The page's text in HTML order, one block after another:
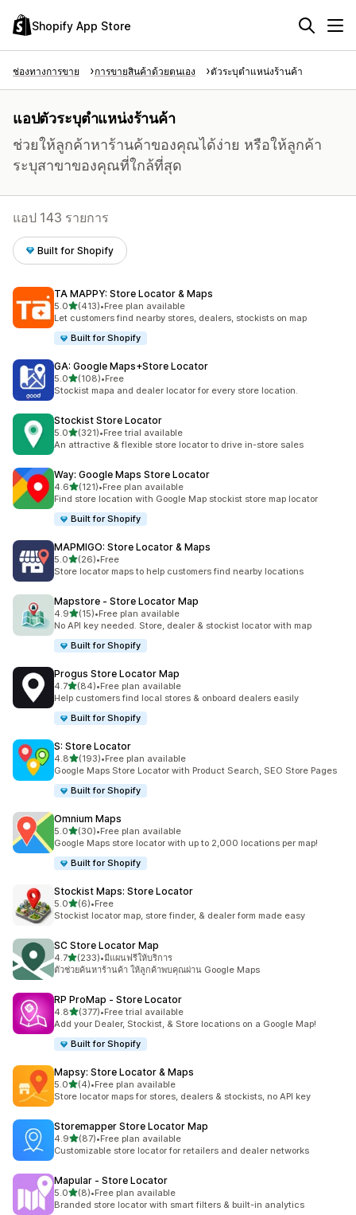
Shopify App Store
ช่องทางการขาย การขายสินค้าด้วยตนเอง ตัวระบุตำแหน่งร้านค้า
แอปตัวระบุตำแหน่งร้านค้า
ช่วยให้ลูกค้าหาร้านค้าของคุณได้ง่าย หรือให้ลูกค้า
ระบุสาขาของคุณที่ใกล้ที่สุด
แอป 143 รายการ
Built for Shopify
TA MAPPY: Store Locator & Maps
5.0เต็ม 5 ดาว
(413)
ทั้งหมด 413 รีวิว
•Free plan available
Let customers find nearby stores, dealers, stockists on map
Built for Shopify
GA: Google Maps+Store Locator
5.0เต็ม 5 ดาว
(108)
ทั้งหมด 108 รีวิว
•Free
Stockist mapa and dealer locator for every store location.
Stockist Store Locator
5.0เต็ม 5 ดาว
(321)
ทั้งหมด 321 รีวิว
•Free trial available
An attractive & flexible store locator to drive in-store sales
Way: Google Maps Store Locator
4.6เต็ม 5 ดาว
(121)
ทั้งหมด 121 รีวิว
•Free plan available
Find store location with Google Map stockist store map locator
Built for Shopify
MAPMIGO: Store Locator & Maps
5.0เต็ม 5 ดาว
(26)
ทั้งหมด 26 รีวิว
•Free
Store locator maps to help customers find nearby locations
Mapstore ‑ Store Locator Map
4.9เต็ม 5 ดาว
(15)
ทั้งหมด 15 รีวิว
•Free plan available
No API key needed. Store, dealer & stockist locator with map
Built for Shopify
Progus Store Locator Map
4.7เต็ม 5 ดาว
(84)
ทั้งหมด 84 รีวิว
•Free plan available
Help customers find local stores & onboard dealers easily
Built for Shopify
S: Store Locator
4.8เต็ม 5 ดาว
(193)
ทั้งหมด 193 รีวิว
•Free plan available
Google Maps Store Locator with Product Search, SEO Store Pages
Built for Shopify
Omnium Maps
5.0เต็ม 5 ดาว
(30)
ทั้งหมด 30 รีวิว
•Free plan available
Google Maps store locator with up to 2,000 locations per map!
Built for Shopify
Stockist Maps: Store Locator
5.0เต็ม 5 ดาว
(6)
ทั้งหมด 6 รีวิว
•Free
Stockist locator map, store finder, & dealer form made easy
SC Store Locator Map
4.7เต็ม 5 ดาว
(233)
ทั้งหมด 233 รีวิว
•มีแผนฟรีให้บริการ
ตัวช่วยค้นหาร้านค้า ให้ลูกค้าพบคุณผ่าน Google Maps
RP ProMap ‑ Store Locator
4.8เต็ม 5 ดาว
(377)
ทั้งหมด 377 รีวิว
•Free trial available
Add your Dealer, Stockist, & Store locations on a Google Map!
Built for Shopify
Mapsy: Store Locator & Maps
5.0เต็ม 5 ดาว
(4)
ทั้งหมด 4 รีวิว
•Free plan available
Store locator maps for stores, dealers & stockists, no API key
Storemapper Store Locator Map
4.9เต็ม 5 ดาว
(87)
ทั้งหมด 87 รีวิว
•Free plan available
Customizable store locator for retailers and dealer networks
Mapular ‑ Store Locator
5.0เต็ม 5 ดาว
(8)
ทั้งหมด 8 รีวิว
•Free plan available
Branded store locator with smart filters & built-in analytics